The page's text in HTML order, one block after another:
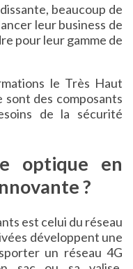
beaucoup de
leur business de
pour leur gamme de
le Très Haut
des composants
de la sécurité
optique en
?
est celui du réseau
développent une
un réseau 4G